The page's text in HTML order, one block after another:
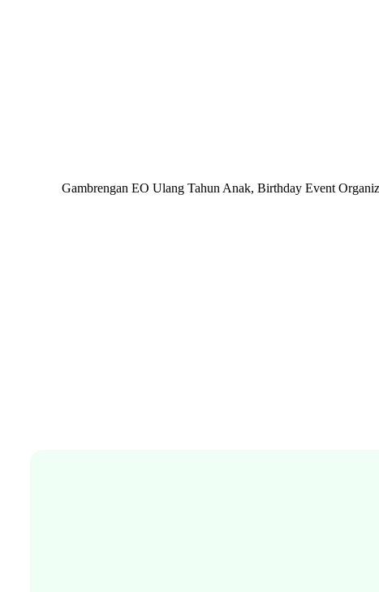
Gambrengan EO Ulang Tahun Anak, Birthday Event